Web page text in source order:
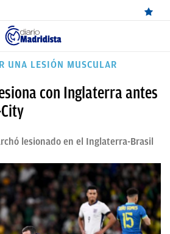
UNA LESIÓN MUSCULAR
con Inglaterra antes
lesionado en el Inglaterra-Brasil